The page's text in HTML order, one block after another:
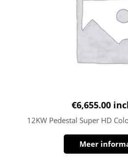
€6,655.00
12KW Pedestal Super HD
Meer